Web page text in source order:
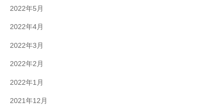
2022年5月
2022年4月
2022年3月
2022年2月
2022年1月
2021年12月